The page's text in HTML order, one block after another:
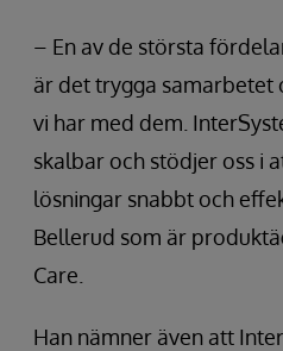
– En av de största
är det trygga samarbetet
vi har med dem.
skalbar och stödjer oss i
lösningar snabbt och
Bellerud som är
Care.
Han nämner även att